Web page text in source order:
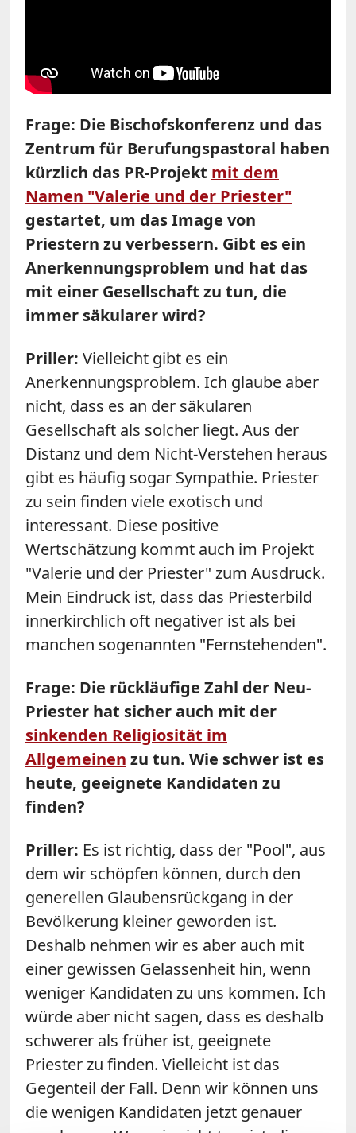
Frage: Die Bischofskonferenz und das
Zentrum für Berufungspastoral haben
kürzlich das PR-Projekt mit dem
Namen "Valerie und der Priester"
gestartet, um das Image von
Priestern zu verbessern. Gibt es ein
Anerkennungsproblem und hat das
mit einer Gesellschaft zu tun, die
immer säkularer wird?
Priller: Vielleicht gibt es ein
Anerkennungsproblem. Ich glaube aber
nicht, dass es an der säkularen
Gesellschaft als solcher liegt. Aus der
Distanz und dem Nicht-Verstehen heraus
gibt es häufig sogar Sympathie. Priester
zu sein finden viele exotisch und
interessant. Diese positive
Wertschätzung kommt auch im Projekt
"Valerie und der Priester" zum Ausdruck.
Mein Eindruck ist, dass das Priesterbild
innerkirchlich oft negativer ist als bei
manchen sogenannten "Fernstehenden".
Frage: Die rückläufige Zahl der Neu-
Priester hat sicher auch mit der
sinkenden Religiosität im
Allgemeinen zu tun. Wie schwer ist es
heute, geeignete Kandidaten zu
finden?
Priller: Es ist richtig, dass der "Pool", aus
dem wir schöpfen können, durch den
generellen Glaubensrückgang in der
Bevölkerung kleiner geworden ist.
Deshalb nehmen wir es aber auch mit
einer gewissen Gelassenheit hin, wenn
weniger Kandidaten zu uns kommen. Ich
würde aber nicht sagen, dass es deshalb
schwerer als früher ist, geeignete
Priester zu finden. Vielleicht ist das
Gegenteil der Fall. Denn wir können uns
die wenigen Kandidaten jetzt genauer